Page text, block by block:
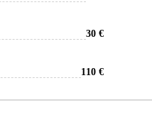
30 €
110 €